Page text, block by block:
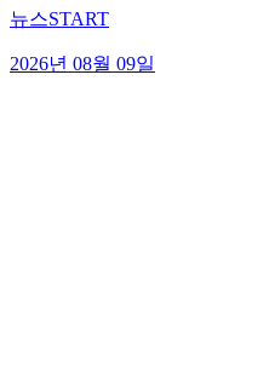
뉴스START
2026년 08월 09일